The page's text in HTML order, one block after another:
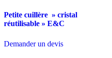
Petite cuillère » cristal
réutilisable » E&C
Demander un devis